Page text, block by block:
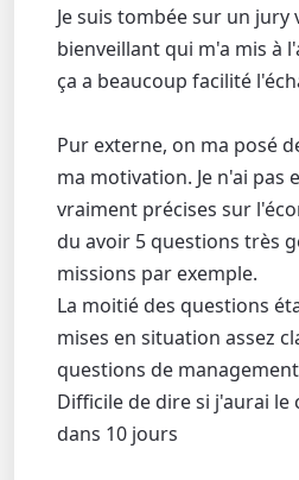
Je suis tombée sur un jury
bienveillant qui m'a mis à
ça a beaucoup facilité
Pur externe, on ma posé
ma motivation. Je n'ai pas
vraiment précises sur
du avoir 5 questions très
missions par exemple.
La moitié des questions
mises en situation assez
questions de
Difficile de dire si j'aurai
dans 10 jours